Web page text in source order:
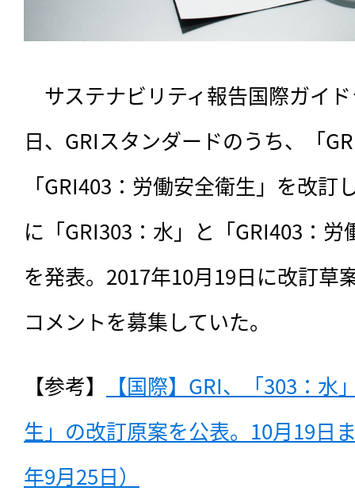
サステナビリティ報告国際ガイ
日、GRIスタンダードのうち、「
「GRI403：労働安全衛生」を改訂
に「GRI303：水」と「GRI403：
を発表。2017年10月19日に改訂草
コメントを募集していた。
【参考】
【国際】GRI、「303：
生」の改訂原案を公表。10月19日
年9月25日）